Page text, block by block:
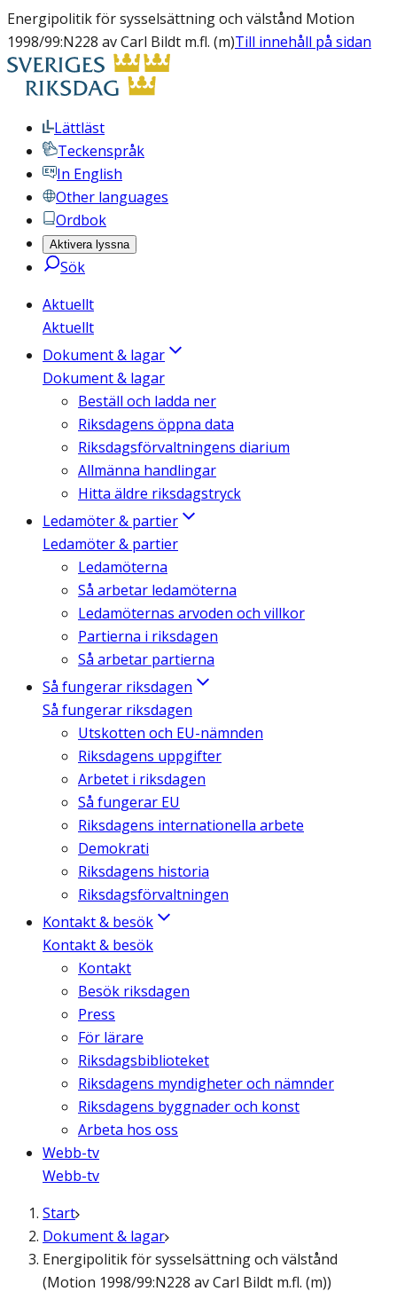
Energipolitik för sysselsättning och välstånd Motion
1998/99:N228 av Carl Bildt m.fl. (m)Till innehåll på sidan
Lättläst
Teckenspråk
In English
Other languages
Ordbok
Aktivera lyssna
Sök
Aktuellt
Aktuellt
Dokument & lagar
Dokument & lagar
Beställ och ladda ner
Riksdagens öppna data
Riksdagsförvaltningens diarium
Allmänna handlingar
Hitta äldre riksdagstryck
Ledamöter & partier
Ledamöter & partier
Ledamöterna
Så arbetar ledamöterna
Ledamöternas arvoden och villkor
Partierna i riksdagen
Så arbetar partierna
Så fungerar riksdagen
Så fungerar riksdagen
Utskotten och EU-nämnden
Riksdagens uppgifter
Arbetet i riksdagen
Så fungerar EU
Riksdagens internationella arbete
Demokrati
Riksdagens historia
Riksdagsförvaltningen
Kontakt & besök
Kontakt & besök
Kontakt
Besök riksdagen
Press
För lärare
Riksdagsbiblioteket
Riksdagens myndigheter och nämnder
Riksdagens byggnader och konst
Arbeta hos oss
Webb-tv
Webb-tv
Start
Dokument & lagar
Energipolitik för sysselsättning och välstånd
(Motion 1998/99:N228 av Carl Bildt m.fl. (m))